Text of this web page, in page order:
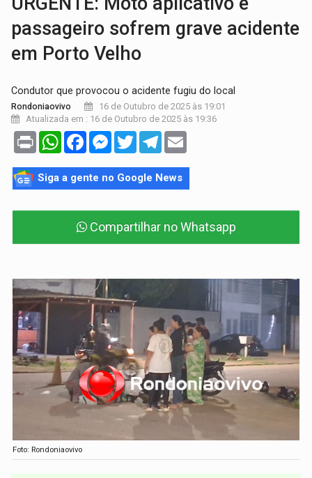
passageiro sofrem grave acidente
em Porto Velho
Condutor que provocou o acidente fugiu do local
Rondoniaovivo
16 de Outubro de 2025 às 19:01
Atualizada em : 16 de Outubro de 2025 às 19:36
Print WhatsAppFacebookMessenger
TwitterTelegram
Siga a gente no Google News
Compartilhar no Whatsapp
Foto: Rondoniaovivo